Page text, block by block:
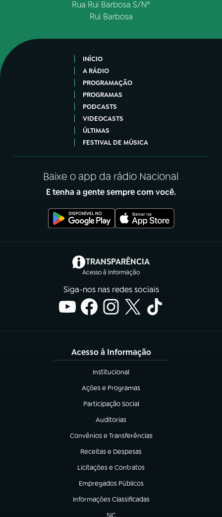
Rua Rui Barbosa S/Nº
Rui Barbosa
INÍCIO
A RÁDIO
PROGRAMAÇÃO
PROGRAMAS
PODCASTS
VIDEOCASTS
ÚLTIMAS
FESTIVAL DE MÚSICA
Baixe o app da rádio Nacional
E tenha a gente sempre com você.
TRANSPARÊNCIA
Acesso à Informação
(abre em nova aba)
Siga-nos nas redes sociais
Acesso à Informação
Institucional
(abre em nova aba)
Ações e Programas
(abre em nova aba)
Participação Social
(abre em nova aba)
Auditorias
(abre em nova aba)
Convênios e Transferências
(abre em nova aba)
Receitas e Despesas
(abre em nova aba)
Licitações e Contratos
(abre em nova aba)
Empregados Públicos
(abre em nova aba)
Informações Classificadas
(abre em nova aba)
SIC